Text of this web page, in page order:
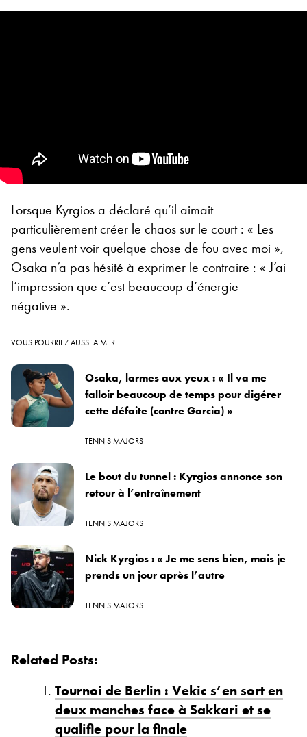
Lorsque Kyrgios a déclaré qu’il aimait
particulièrement créer le chaos sur le court : « Les
gens veulent voir quelque chose de fou avec moi »,
Osaka n’a pas hésité à exprimer le contraire : « J’ai
l’impression que c’est beaucoup d’énergie
négative ».
VOUS POURRIEZ AUSSI AIMER
Osaka, larmes aux yeux : « Il va me
falloir beaucoup de temps pour digérer
cette défaite (contre Garcia) »
TENNIS MAJORS
Le bout du tunnel : Kyrgios annonce son
retour à l’entraînement
TENNIS MAJORS
Nick Kyrgios : « Je me sens bien, mais je
prends un jour après l’autre
TENNIS MAJORS
Related Posts:
Tournoi de Berlin : Vekic s’en sort en
deux manches face à Sakkari et se
qualifie pour la finale